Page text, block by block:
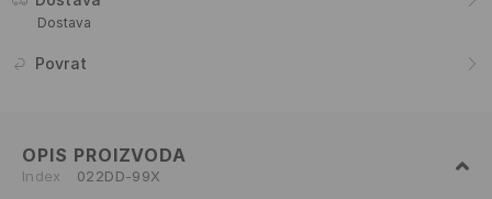
Dostava
Povrat
OPIS PROIZVODA
Index 022DD-99X